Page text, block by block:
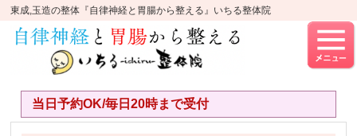
東成,玉造の整体『自律神経と胃腸から整える』いちる整体院
当日予約OK/毎日20時まで受付